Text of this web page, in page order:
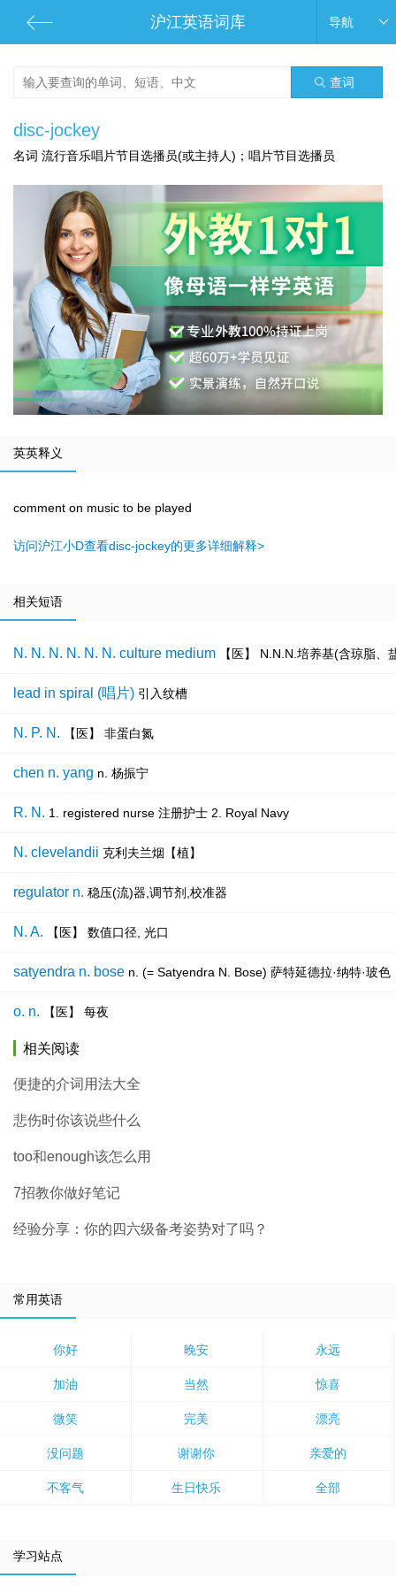
沪江英语词库 导航
查词
disc-jockey
名词 流行音乐唱片节目选播员(或主持人)；唱片节目选播员
英英释义
comment on music to be played
访问沪江小D查看disc-jockey的更多详细解释>
相关短语
N. N. N. N. N. N. culture medium 【医】 N.N.N.培养基(含琼脂
lead in spiral (唱片) 引入纹槽
N. P. N. 【医】 非蛋白氮
chen n. yang n. 杨振宁
R. N. 1. registered nurse 注册护士 2. Royal Navy
N. clevelandii 克利夫兰烟【植】
regulator n. 稳压(流)器,调节剂,校准器
N. A. 【医】 数值口径, 光口
satyendra n. bose n. (= Satyendra N. Bose) 萨特延德拉·纳特·玻
o. n. 【医】 每夜
相关阅读
便捷的介词用法大全
悲伤时你该说些什么
too和enough该怎么用
7招教你做好笔记
经验分享：你的四六级备考姿势对了吗？
常用英语
你好 晚安 永远
加油 当然 惊喜
微笑 完美 漂亮
没问题 谢谢你 亲爱的
不客气 生日快乐 全部
学习站点